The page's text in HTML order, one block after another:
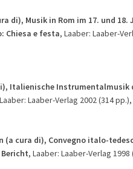
di), Musik in Rom im 17. und 18.
Chiesa e festa, Laaber: Laaber-
Italienische Instrumentalmusik
Laaber-Verlag 2002 (314 pp.),
(a cura di), Convegno italo-
Bericht, Laaber: Laaber-Verlag 1998